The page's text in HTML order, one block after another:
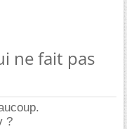
ne fait pas
?